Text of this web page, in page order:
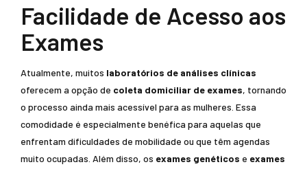
Facilidade de Acesso aos
Exames
Atualmente, muitos laboratórios de análises clínicas
oferecem a opção de coleta domiciliar de exames, tornando
o processo ainda mais acessível para as mulheres. Essa
comodidade é especialmente benéfica para aquelas que
enfrentam dificuldades de mobilidade ou que têm agendas
muito ocupadas. Além disso, os exames genéticos e exames